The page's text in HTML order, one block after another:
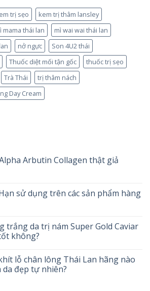
trị sẹo
kem trị thâm lansley
mama thái lan
mì wai wai thái lan
nở ngực
Son 4U2 thái
Thuốc diệt mối tận gốc
thuốc trị sẹo
Trà Thái
trị thâm nách
Day Cream
Arbutin Collagen thật giả
sử dụng trên các sản phẩm hàng
trắng da trị nám Super Gold Caviar
không?
lỗ chân lông Thái Lan hãng nào
đẹp tự nhiên?